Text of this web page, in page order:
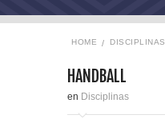
HOME DISCIPLINAS
HANDBALL
en Disciplinas